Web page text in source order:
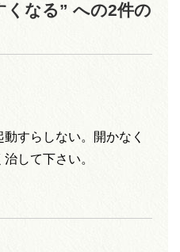
くなる” への2件の
すらしない。開かなく
して下さい。